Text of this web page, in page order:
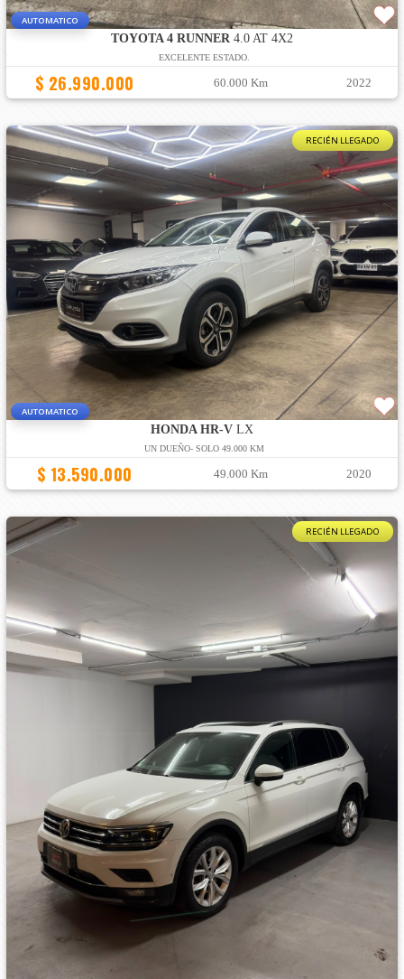
AUTOMATICO
TOYOTA 4 RUNNER4.0 AT 4X2
EXCELENTE ESTADO.
$ 26.990.000 60.000 Km 2022
RECIÉN LLEGADO
AUTOMATICO
HONDA HR-VLX
UN DUEÑO- SOLO 49.000 KM
$ 13.590.000 49.000 Km 2020
RECIÉN LLEGADO